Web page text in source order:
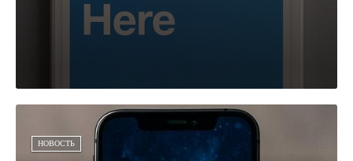
НОВОСТЬ